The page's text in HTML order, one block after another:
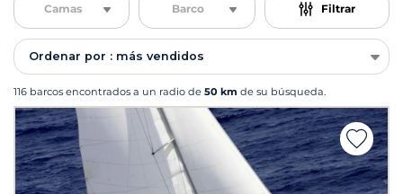
Camas Barco Filtrar
Ordenar por : más vendidos
116 barcos encontrados a un radio de 50 km de su búsqueda.